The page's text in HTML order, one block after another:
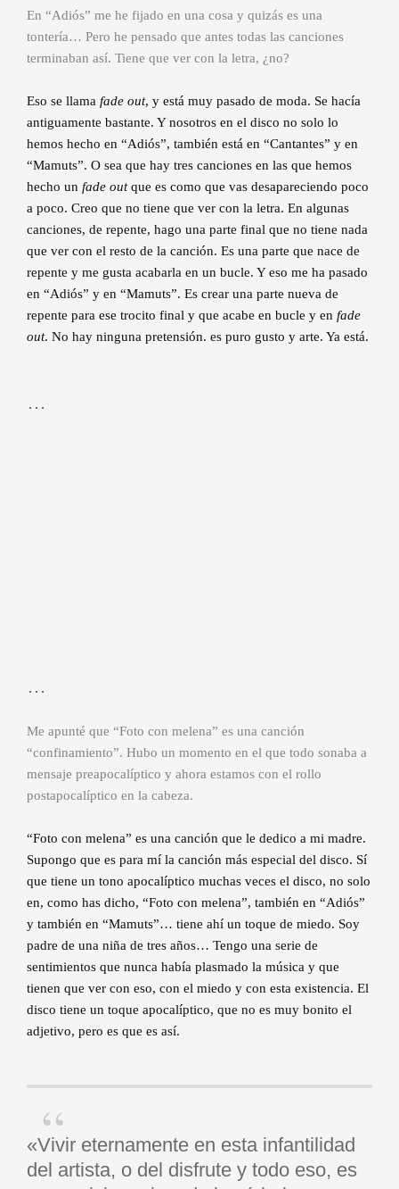
En “Adiós” me he fijado en una cosa y quizás es una
tontería… Pero he pensado que antes todas las canciones
terminaban así. Tiene que ver con la letra, ¿no?
Eso se llama fade out, y está muy pasado de moda. Se hacía
antiguamente bastante. Y nosotros en el disco no solo lo
hemos hecho en “Adiós”, también está en “Cantantes” y en
“Mamuts”. O sea que hay tres canciones en las que hemos
hecho un fade outque es como que vas desapareciendo poco
a poco. Creo que no tiene que ver con la letra. En algunas
canciones, de repente, hago una parte final que no tiene nada
que ver con el resto de la canción. Es una parte que nace de
repente y me gusta acabarla en un bucle. Y eso me ha pasado
en “Adiós” y en “Mamuts”. Es crear una parte nueva de
repente para ese trocito final y que acabe en bucle y en fade
out. No hay ninguna pretensión. es puro gusto y arte. Ya está.
…
…
Me apunté que “Foto con melena” es una canción
“confinamiento”. Hubo un momento en el que todo sonaba a
mensaje preapocalíptico y ahora estamos con el rollo
postapocalíptico en la cabeza.
​​“Foto con melena” es una canción que le dedico a mi madre.
Supongo que es para mí la canción más especial del disco. Sí
que tiene un tono apocalíptico muchas veces el disco, no solo
en, como has dicho, “Foto con melena”, también en “Adiós”
y también en “Mamuts”… tiene ahí un toque de miedo. Soy
padre de una niña de tres años… Tengo una serie de
sentimientos que nunca había plasmado la música y que
tienen que ver con eso, con el miedo y con esta existencia. El
disco tiene un toque apocalíptico, que no es muy bonito el
adjetivo, pero es que es así.
«Vivir eternamente en esta infantilidad
del artista, o del disfrute y todo eso, es